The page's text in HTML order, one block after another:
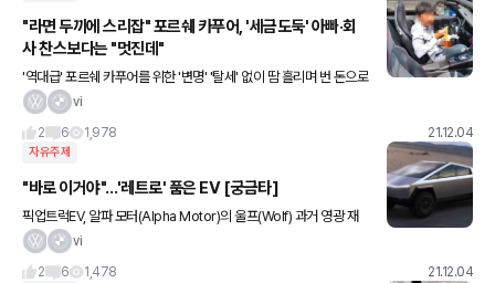
"라면 두끼에 스리잡" 포르쉐 카푸어, '세금도둑' 아빠·회
사 찬스보다는 "멋진데"
'역대급' 포르쉐 카푸어를 위한 '변명' '탈세' 없이 땀 흘리며 번 돈으로
구입 '아빠·회사 찬스' 국세청 단골 적발소재 카푸어, 밴드왜건 파노플
vi
2
6 1,978 21.12.04
자유주제
"바로 이거야"…'레트로' 품은 EV [궁금타]
픽업트럭EV, 알파 모터(Alpha Motor)의 울프(Wolf) 과거 영광 재
연할 제로랩스(Zero Labs Automotive)의 브롱코 EV 매끄러운 곡
vi
2
6 1,478 21.12.04